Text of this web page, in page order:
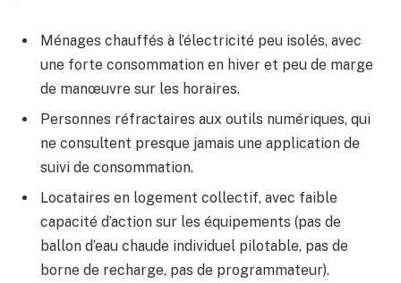
Ménages chauffés à l’électricité peu isolés, avec
une forte consommation en hiver et peu de marge
de manœuvre sur les horaires.
Personnes réfractaires aux outils numériques, qui
ne consultent presque jamais une application de
suivi de consommation.
Locataires en logement collectif, avec faible
capacité d’action sur les équipements (pas de
ballon d’eau chaude individuel pilotable, pas de
borne de recharge, pas de programmateur).